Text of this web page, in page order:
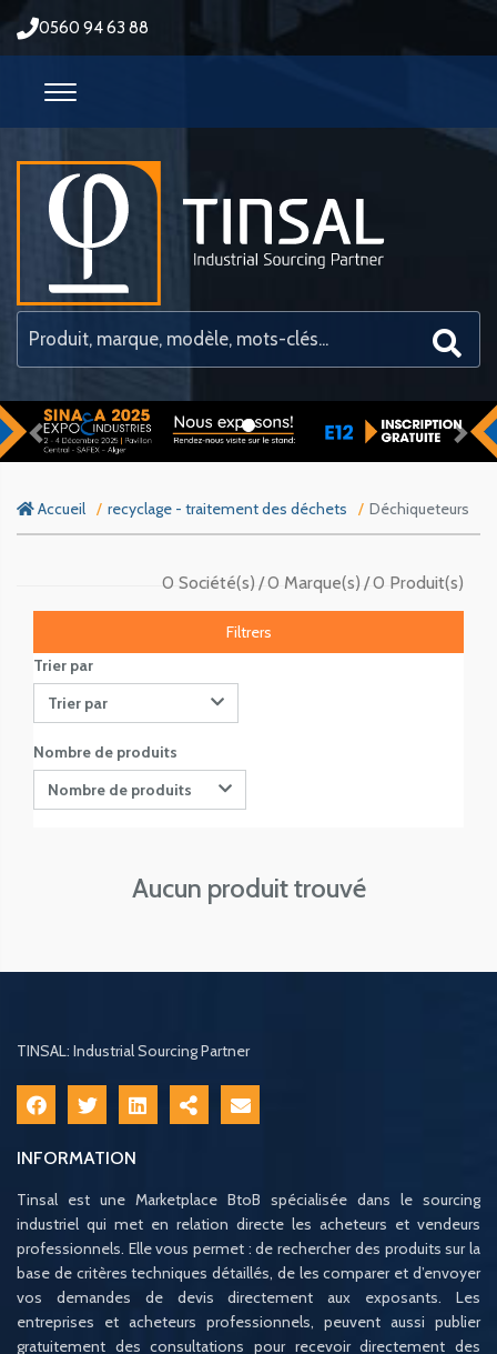
0560 94 63 88
Previous
Accueil recyclage - traitement des déchets Déchiqueteurs
0 Produit(s)
0 Marque(s)
0 Société(s)
Filtrers
Trier par
Trier par
Nombre de produits
Nombre de produits
Aucun produit trouvé
TINSAL: Industrial Sourcing Partner
INFORMATION
Tinsal est une Marketplace BtoB spécialisée dans le sourcing
industriel qui met en relation directe les acheteurs et vendeurs
professionnels. Elle vous permet : de rechercher des produits sur la
base de critères techniques détaillés, de les comparer et d’envoyer
vos demandes de devis directement aux exposants. Les
entreprises et acheteurs professionnels, peuvent aussi publier
gratuitement des consultations pour recevoir directement des